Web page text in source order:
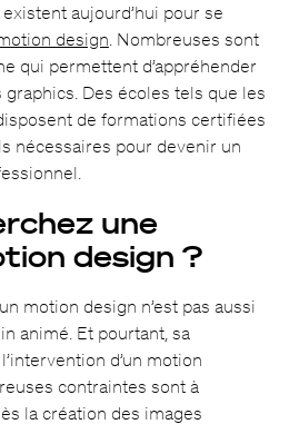
aujourd’hui pour se
design. Nombreuses sont
qui permettent d’appréhender
Des écoles tels que les
de formations certifiées
nécessaires pour devenir un
une
design ?
motion design n’est pas aussi
animé. Et pourtant, sa
d’un motion
contraintes sont à
la création des images